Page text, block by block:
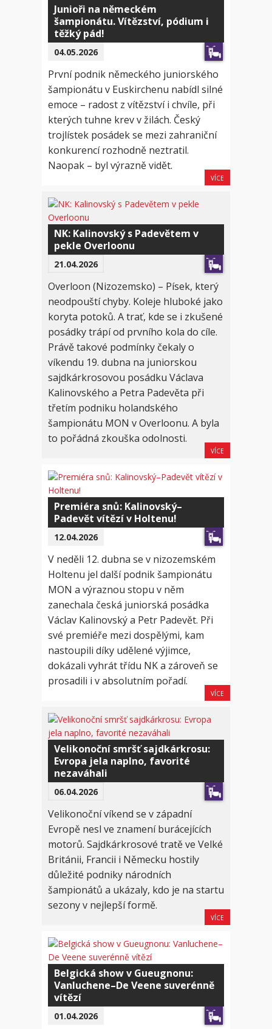
Junioři na německém
šampionátu. Vítězství, pódium i
těžký pád!
04.05.2026
První podnik německého juniorského
šampionátu v Euskirchenu nabídl silné
emoce – radost z vítězství i chvíle, při
kterých tuhne krev v žilách. Český
trojlístek posádek se mezi zahraniční
konkurencí rozhodně neztratil.
Naopak – byl výrazně vidět.
VÍCE
NK: Kalinovský s Padevětem v
pekle Overloonu
21.04.2026
Overloon (Nizozemsko) – Písek, který
neodpouští chyby. Koleje hluboké jako
koryta potoků. A trať, kde se i zkušené
posádky trápí od prvního kola do cíle.
Právě takové podmínky čekaly o
víkendu 19. dubna na juniorskou
sajdkárkrosovou posádku Václava
Kalinovského a Petra Padevěta při
třetím podniku holandského
šampionátu MON v Overloonu. A byla
to pořádná zkouška odolnosti.
VÍCE
Premiéra snů: Kalinovský–
Padevět vítězí v Holtenu!
12.04.2026
V neděli 12. dubna se v nizozemském
Holtenu jel další podnik šampionátu
MON a výraznou stopu v něm
zanechala česká juniorská posádka
Václav Kalinovský a Petr Padevět. Při
své premiéře mezi dospělými, kam
nastoupili díky udělené výjimce,
dokázali vyhrát třídu NK a zároveň se
prosadili i v absolutním pořadí.
VÍCE
Velikonoční smršť sajdkárkrosu:
Evropa jela naplno, favorité
nezaváhali
06.04.2026
Velikonoční víkend se v západní
Evropě nesl ve znamení burácejících
motorů. Sajdkárkrosové tratě ve Velké
Británii, Francii i Německu hostily
důležité podniky národních
šampionátů a ukázaly, kdo je na startu
sezony v nejlepší formě.
VÍCE
Belgická show v Gueugnonu:
Vanluchene–De Veene suverénně
vítězí
01.04.2026